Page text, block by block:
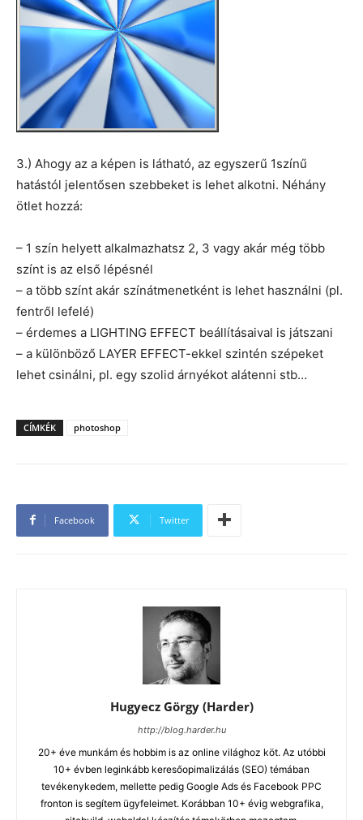
3.) Ahogy az a képen is látható, az egyszerű 1színű
hatástól jelentősen szebbeket is lehet alkotni. Néhány
ötlet hozzá:
– 1 szín helyett alkalmazhatsz 2, 3 vagy akár még több
színt is az első lépésnél
– a több színt akár színátmenetként is lehet használni (pl.
fentről lefelé)
– érdemes a LIGHTING EFFECT beállításaival is játszani
– a különböző LAYER EFFECT-ekkel szintén szépeket
lehet csinálni, pl. egy szolid árnyékot alátenni stb…
CÍMKÉK photoshop
Facebook Twitter
Hugyecz Görgy (Harder)
http://blog.harder.hu
20+ éve munkám és hobbim is az online világhoz köt. Az utóbbi
10+ évben leginkább keresőopimalizálás (SEO) témában
tevékenykedem, mellette pedig Google Ads és Facebook PPC
fronton is segítem ügyfeleimet. Korábban 10+ évig webgrafika,